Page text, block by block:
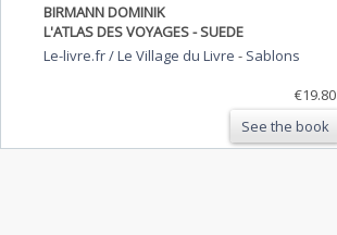
BIRMANN DOMINIK
L'ATLAS DES VOYAGES - SUEDE
Le-livre.fr / Le Village du Livre - Sablons
€19.80
See the book